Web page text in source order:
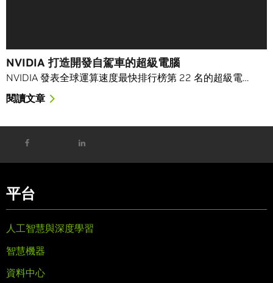
NVIDIA 打造開發自駕車的超級電腦
NVIDIA 發表全球運算速度最快排行榜第 22 名的超級電…
閱讀文章
平台
人工智慧與深度學習
智慧機器
資料中心